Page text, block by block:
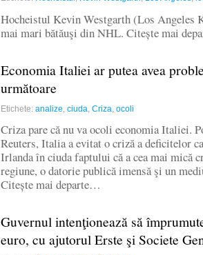
Hocheistul Kevin Westgarth (Los Angeles
mai mari bătăuşi din NHL. Citește mai
Economia Italiei ar putea avea
următoare
Etichete: analize ciuda Criza ocoli
Criza pare că nu va ocoli economia Italiei.
Reuters, Italia a evitat o criză a deficitelor
Irlanda în ciuda faptului că a cea mai mică
regiune, o datorie publică imensă şi un
Citește mai departe…
Guvernul intenţionează să
euro, cu ajutorul Erste şi Societe